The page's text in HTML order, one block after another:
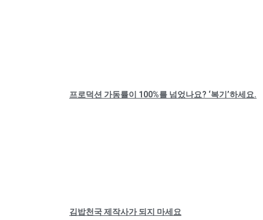
프로덕션 가동률이 100%를 넘었나요? ‘복기’하세요.
김밥천국 제작사가 되지 마세요